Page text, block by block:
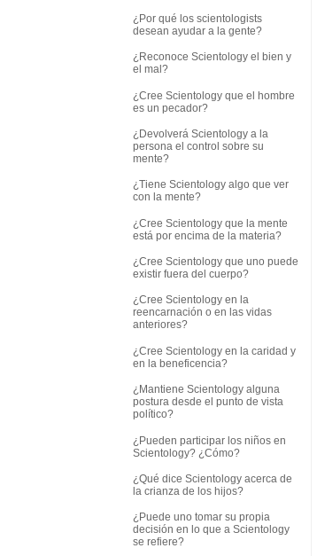
¿Por qué los scientologists
desean ayudar a la gente?
¿Reconoce Scientology el bien y
el mal?
¿Cree Scientology que el hombre
es un pecador?
¿Devolverá Scientology a la
persona el control sobre su
mente?
¿Tiene Scientology algo que ver
con la mente?
¿Cree Scientology que la mente
está por encima de la materia?
¿Cree Scientology que uno puede
existir fuera del cuerpo?
¿Cree Scientology en la
reencarnación o en las vidas
anteriores?
¿Cree Scientology en la caridad y
en la beneficencia?
¿Mantiene Scientology alguna
postura desde el punto de vista
político?
¿Pueden participar los niños en
Scientology? ¿Cómo?
¿Qué dice Scientology acerca de
la crianza de los hijos?
¿Puede uno tomar su propia
decisión en lo que a Scientology
se refiere?